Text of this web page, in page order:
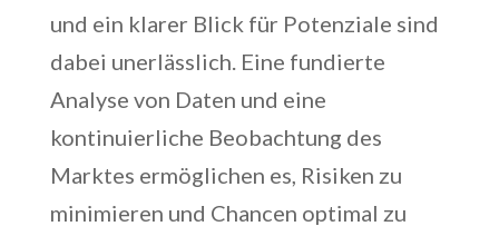
und ein klarer Blick für Potenziale sind
dabei unerlässlich. Eine fundierte
Analyse von Daten und eine
kontinuierliche Beobachtung des
Marktes ermöglichen es, Risiken zu
minimieren und Chancen optimal zu